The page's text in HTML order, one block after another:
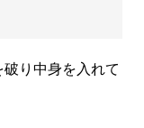
り中身を入れて